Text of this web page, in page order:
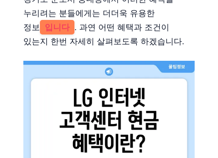
누리려는 분들에게는 더더욱 유용한
정보 입니다 . 과연 어떤 혜택과 조건이
있는지 한번 자세히 살펴보도록 하겠습니다.